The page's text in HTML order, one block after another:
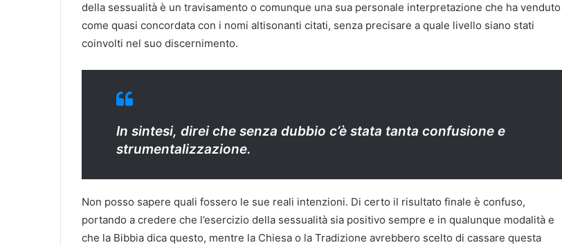
della sessualità è un travisamento o comunque una sua personale interpretazione che ha venduto
come quasi concordata con i nomi altisonanti citati, senza precisare a quale livello siano stati
coinvolti nel suo discernimento.
In sintesi, direi che senza dubbio c’è stata tanta confusione e
strumentalizzazione.
Non posso sapere quali fossero le sue reali intenzioni. Di certo il risultato finale è confuso,
portando a credere che l’esercizio della sessualità sia positivo sempre e in qualunque modalità e
che la Bibbia dica questo, mentre la Chiesa o la Tradizione avrebbero scelto di cassare questa